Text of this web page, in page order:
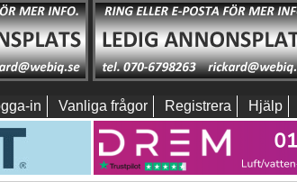
in Vanliga frågor Registrera Hjälp